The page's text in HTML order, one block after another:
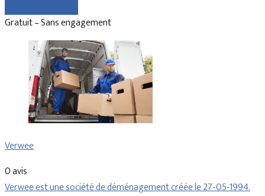
Gratuit – Sans engagement
Verwee
0 avis
Verwee est une société de déménagement créée le 27-05-1994.